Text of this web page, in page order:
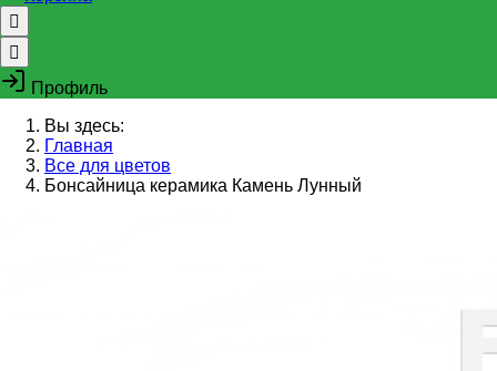
Профиль
Вы здесь:
Главная
Все для цветов
Бонсайница керамика Камень Лунный